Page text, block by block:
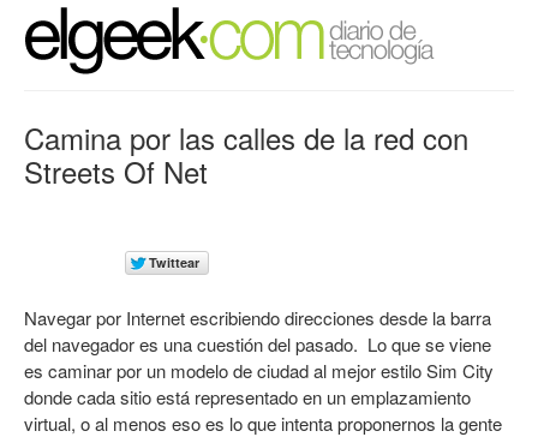
Camina por las calles de la red con
Streets Of Net
Navegar por Internet escribiendo direcciones desde la barra
del navegador es una cuestión del pasado. Lo que se viene
es caminar por un modelo de ciudad al mejor estilo Sim City
donde cada sitio está representado en un emplazamiento
virtual, o al menos eso es lo que intenta proponernos la gente